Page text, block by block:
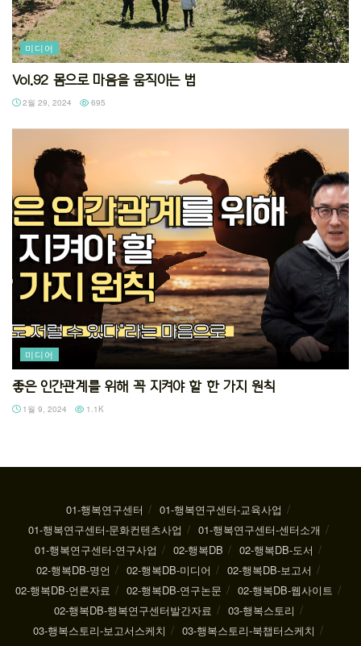
미디어
Vol.92 몸으로 마음을 움직이는 법
2월 29, 2024 695
미디어
좋은 인간관계를 위해 꼭 지켜야 할 한 가지 원칙
1월 9, 2024 1.1K
01-행복연구센터
01-행복연구센터-교육사업
01-행복연구센터-문화컨텐츠사업
01-행복연구센터-센터소개
01-행복연구센터-연구사업
02-행복DB
02-행복DB-도서
02-행복DB-명언
02-행복DB-미디어
02-행복DB-보고서
02-행복DB-언론자료
02-행복DB-연구논문
02-행복DB-웹사이트
02-행복DB-행복연구센터발간자료
03-행복스토리
03-행복스토리-보고서스케치
03-행복스토리-북챕터스케치